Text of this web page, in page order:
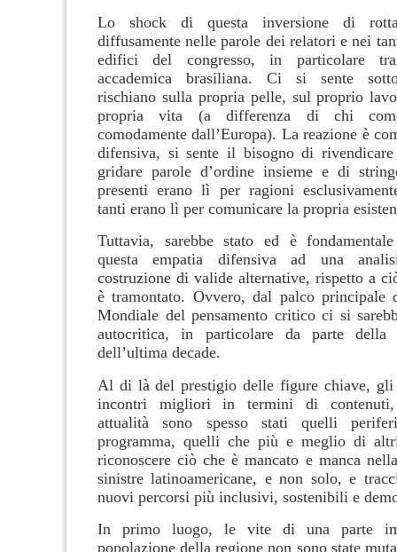
Lo shock di questa inversione di
diffusamente nelle parole dei relatori e nei
edifici del congresso, in particolare
accademica brasiliana. Ci si sente
rischiano sulla propria pelle, sul proprio
propria vita (a differenza di chi
comodamente dall’Europa). La reazione è
difensiva, si sente il bisogno di
gridare parole d’ordine insieme e di
presenti erano lì per ragioni
tanti erano lì per comunicare la propria
Tuttavia, sarebbe stato ed è fondamentale
questa empatia difensiva ad una
costruzione di valide alternative, rispetto a
è tramontato. Ovvero, dal palco principale
Mondiale del pensamento critico ci si
autocritica, in particolare da parte della
dell’ultima decade.
Al di là del prestigio delle figure chiave,
incontri migliori in termini di contenuti,
attualità sono spesso stati quelli
programma, quelli che più e meglio di
riconoscere ciò che è mancato e manca
sinistre latinoamericane, e non solo, e
nuovi percorsi più inclusivi, sostenibili e
In primo luogo, le vite di una parte
popolazione della regione non sono state